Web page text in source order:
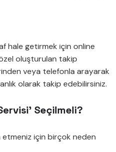
hale getirmek için online
oluşturulan takip
veya telefonla arayarak
olarak takip edebilirsiniz.
Seçilmeli?
etmeniz için birçok neden